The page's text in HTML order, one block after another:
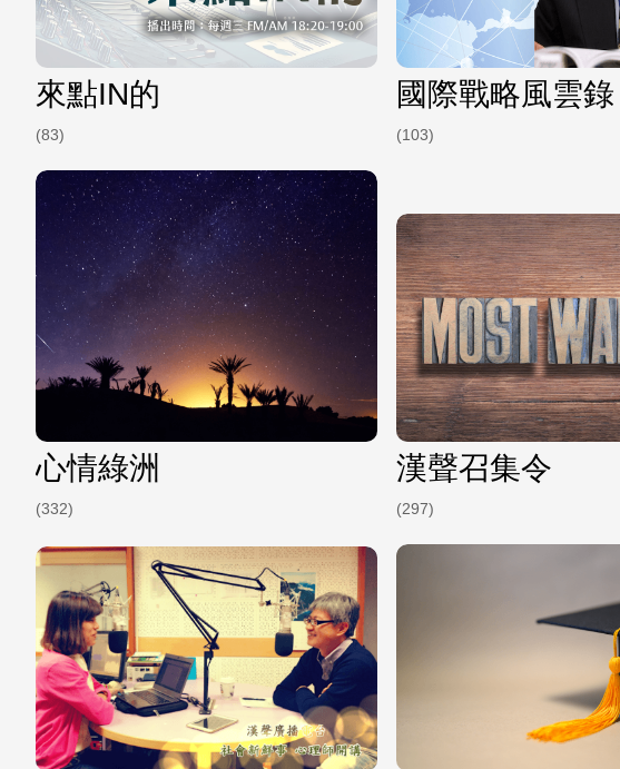
來點IN的
(83)
國際戰略風雲錄
(103)
心情綠洲
(332)
漢聲召集令
(297)